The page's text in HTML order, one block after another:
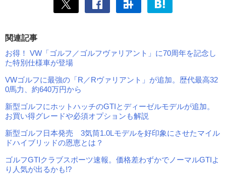
関連記事
お得！ VW「ゴルフ／ゴルフヴァリアント」に70周年を記念し
た特別仕様車が登場
VWゴルフに最強の「R／Rヴァリアント」が追加。歴代最高32
0馬力、約640万円から
新型ゴルフにホットハッチのGTIとディーゼルモデルが追加。
お買い得グレードや必須オプションも解説
新型ゴルフ日本発売 3気筒1.0Lモデルを好印象にさせたマイル
ドハイブリッドの恩恵とは？
ゴルフGTIクラブスポーツ速報。価格差わずかでノーマルGTIよ
り人気が出るかも!?